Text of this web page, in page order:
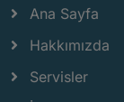
Ana Sayfa
Hakkımızda
Servisler